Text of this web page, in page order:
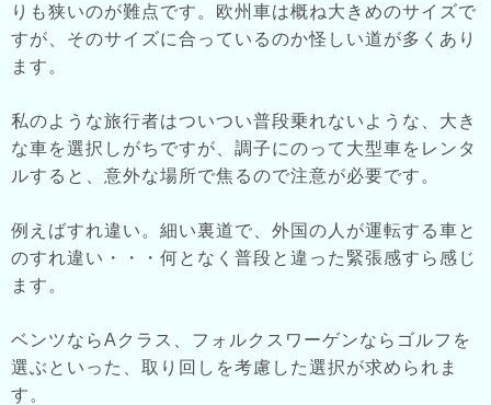
りも狭いのが難点です。欧州車は概ね大きめのサイズで
すが、そのサイズに合っているのか怪しい道が多くあり
ます。
私のような旅行者はついつい普段乗れないような、大き
な車を選択しがちですが、調子にのって大型車をレンタ
ルすると、意外な場所で焦るので注意が必要です。
例えばすれ違い。細い裏道で、外国の人が運転する車と
のすれ違い・・・何となく普段と違った緊張感すら感じ
ます。
ベンツならAクラス、フォルクスワーゲンならゴルフを
選ぶといった、取り回しを考慮した選択が求められま
す。